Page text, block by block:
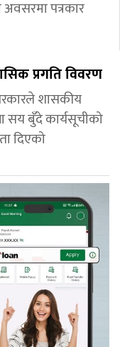
पत्रकार
प्रगति विवरण
शासकीय
सय बुँदे कार्यसूचीको
दिएको